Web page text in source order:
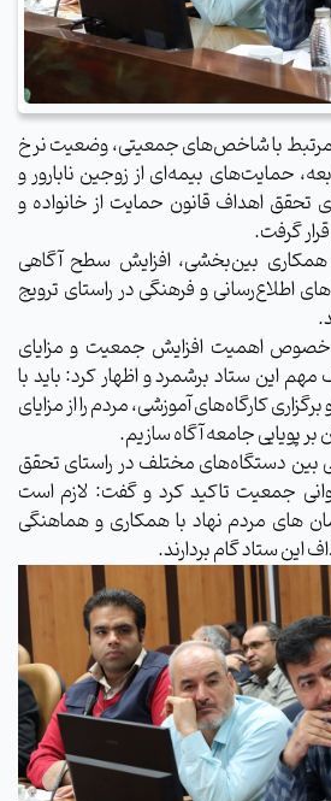
با شاخص‌های جمعیتی، وضعیت نرخ
حمایت‌های بیمه‌ای از زوجین نابارور و
تحقق اهداف قانون حمایت از خانواده و
گرفت.
بین‌بخشی، افزایش سطح آگاهی
اطلاع‌رسانی و فرهنگی در راستای ترویج
اهمیت افزایش جمعیت و مزایای
مهم این ستاد برشمرد و اظهار کرد: باید با
کارگاه‌های آموزشی، مردم را از مزایای
بر پویایی جامعه آگاه سازیم.
بین دستگاه‌های مختلف در راستای تحقق
جمعیت تاکید کرد و گفت: لازم است
های مردم ‌نهاد با همکاری و هماهنگی
این ستاد گام بردارند.